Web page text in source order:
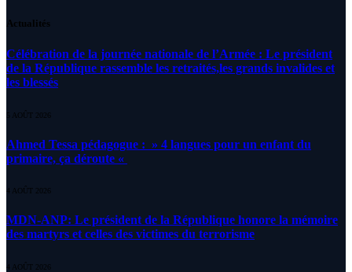
Actualités
Célébration de la journée nationale de l’Armée : Le président
de la République rassemble les retraités,les grands invalides et
les blessés
5 AOÛT 2026
Ahmed Tessa pédagogue : » 4 langues pour un enfant du
primaire, ça déroute «
4 AOÛT 2026
MDN-ANP: Le président de la République honore la mémoire
des martyrs et celles des victimes du terrorisme
4 AOÛT 2026